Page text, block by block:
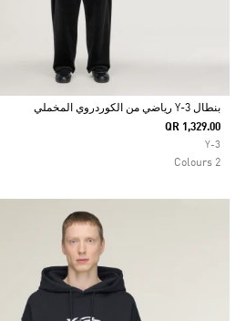
Selected
بنطال Y-3 رياضي من الكوردروي المخملي
QR 1,329.00
Y-3
2 Colours